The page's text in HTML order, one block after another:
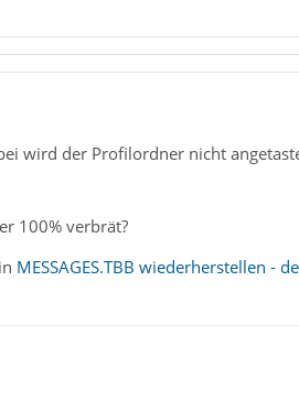
wird der Profilordner nicht
100% verbrät?
MESSAGES.TBB wiederherstellen -